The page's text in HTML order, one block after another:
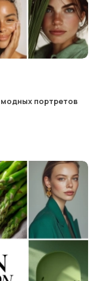
модных портретов